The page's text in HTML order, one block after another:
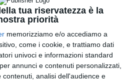
tua riservatezza è la
priorità
memorizziamo e/o accediamo a
come i cookie, e trattiamo dati
univoci e informazioni standard
annunci e contenuti personalizzati,
contenuti, analisi dell'audience e